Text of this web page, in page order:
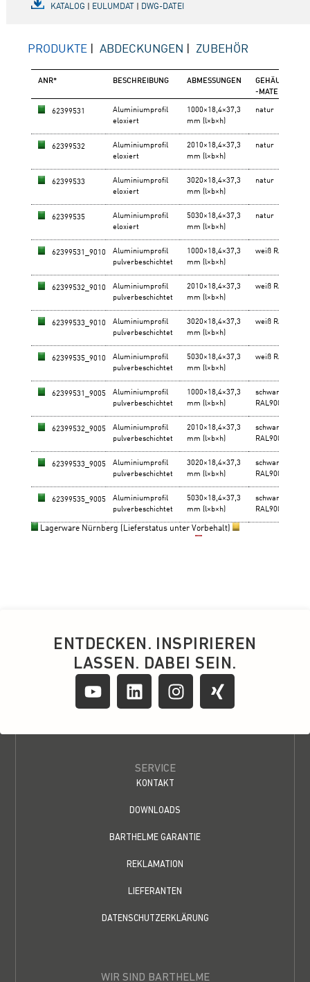
ENTDECKEN. INSPIRIEREN
LASSEN. DABEI SEIN.
SERVICE
KONTAKT
DOWNLOADS
BARTHELME GARANTIE
REKLAMATION
LIEFERANTEN
DATENSCHUTZERKLÄRUNG
WIR SIND BARTHELME